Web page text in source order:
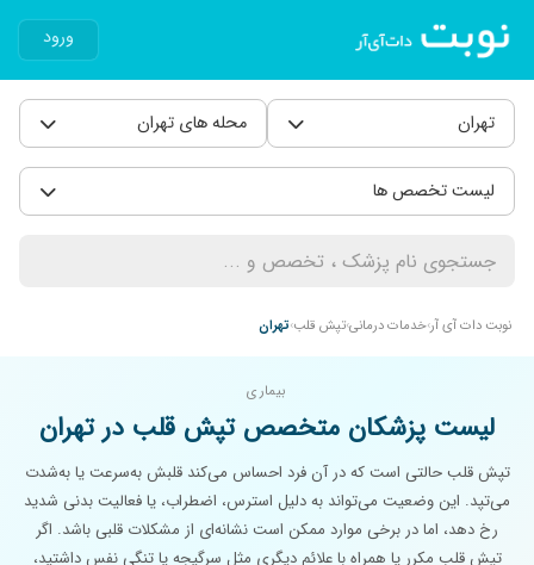
ورود
تهران محله های تهران
لیست تخصص ها
نوبت دات آی آر خدمات درمانیتپش قلب تهران
بیماری
لیست پزشکان متخصص تپش قلب در تهران
تپش قلب حالتی است که در آن فرد احساس می‌کند قلبش به‌سرعت یا به‌شدت
می‌تپد. این وضعیت می‌تواند به دلیل استرس، اضطراب، یا فعالیت بدنی شدید
رخ دهد، اما در برخی موارد ممکن است نشانه‌ای از مشکلات قلبی باشد. اگر
تپش قلب مکرر یا همراه با علائم دیگری مثل سرگیجه یا تنگی نفس داشتید،